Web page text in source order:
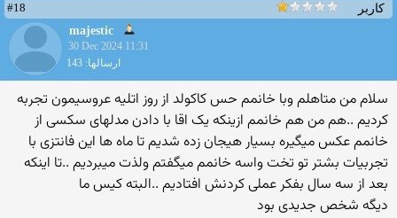
کاربر
#18
majestic
30 Dec 2024 11:31
ارسالها: 143
سلام من متاهلم وبا خانمم حس کاکولد از روز اتلیه عروسیمون تجربه
کردیم ..هم من هم خانمم ازینکه یک اقا با دادن مدلهای سکسی از
خانمم عکس میگیره بسیار هیجان زده شدیم تا ماه ها این فانتزی با
تجربیات بشتر تو تخت واسه خانمم میگفتم ولذت میبردیم ..تا اینکه
بعد از سه سال بفکر عملی کردنش افتادیم ..البته کیس ما
دیگه شخص جدیدی بود